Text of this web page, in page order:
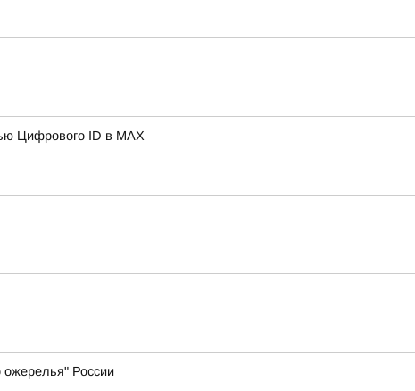
Цифрового ID в МAX
ожерелья" России